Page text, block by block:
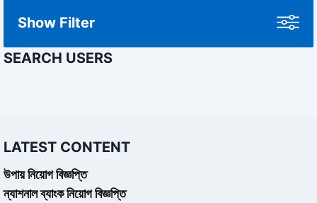
Show Filter
SEARCH USERS
LATEST CONTENT
উপায় নিয়োগ বিজ্ঞপ্তি
ন্যাশনাল ব্যাংক নিয়োগ বিজ্ঞপ্তি